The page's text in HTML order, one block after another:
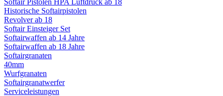
Softair Pistolen HPA Luftdruck ab 18
Historische Softairpistolen
Revolver ab 18
Softair Einsteiger Set
Softairwaffen ab 14 Jahre
Softairwaffen ab 18 Jahre
Softairgranaten
40mm
Wurfgranaten
Softairgranatwerfer
Serviceleistungen